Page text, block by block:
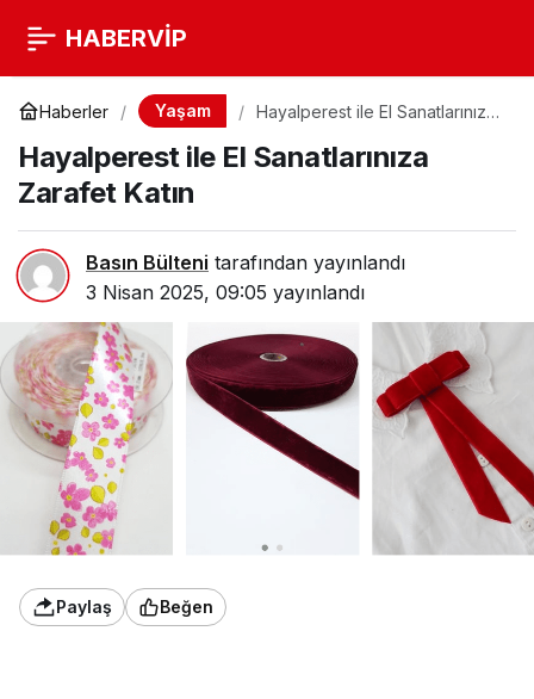
HABERVİP
Haberler Yaşam
Hayalperest ile El Sanatlarınıza
Hayalperest ile El Sanatlarınıza
Zarafet Katın
Basın Bülteni tarafından yayınlandı
3 Nisan 2025, 09:05 yayınlandı
Paylaş Beğen